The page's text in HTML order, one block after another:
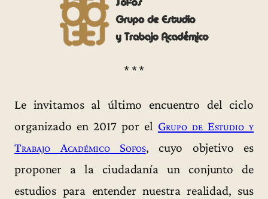
* * *
Le invitamos al último encuentro del ciclo
organizado en 2017 por el Grupo de Estudio y
Trabajo Académico Sofos, cuyo objetivo es
proponer a la ciudadanía un conjunto de
estudios para entender nuestra realidad, sus